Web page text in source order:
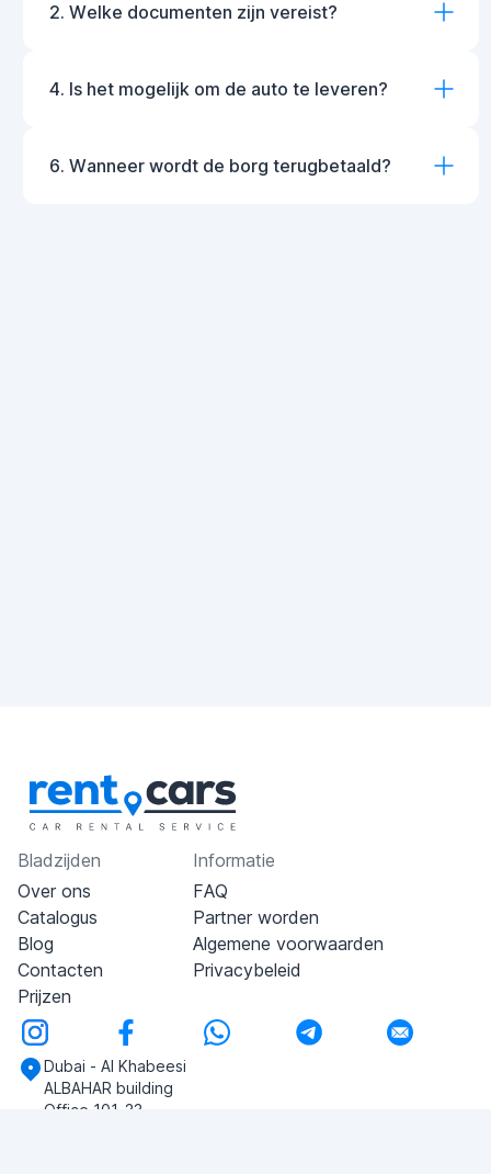
2. Welke documenten zijn vereist?
4. Is het mogelijk om de auto te leveren?
6. Wanneer wordt de borg terugbetaald?
Bladzijden
Over ons
Catalogus
Blog
Contacten
Prijzen
Informatie
FAQ
Partner worden
Algemene voorwaarden
Privacybeleid
Dubai - Al Khabeesi
ALBAHAR building
Office 101-33